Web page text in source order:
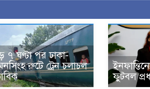
৭ ঘণ্টা পর ঢাকা-
রুটে ট্রেন চলাচল
ফুটবল